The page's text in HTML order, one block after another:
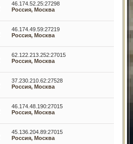
46.174.52.25:27298
Россия, Москва
46.174.49.59:27219
Россия, Москва
62.122.213.252:27015
Россия, Москва
37.230.210.62:27528
Россия, Москва
46.174.48.190:27015
Россия, Москва
45.136.204.89:27015
Россия, Москва